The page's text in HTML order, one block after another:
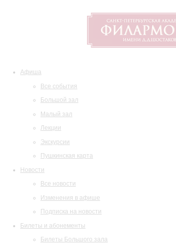
Афиша
Все события
Большой зал
Малый зал
Лекции
Экскурсии
Пушкинская карта
Новости
Все новости
Изменения в афише
Подписка на новости
Билеты и абонементы
Билеты Большого зала